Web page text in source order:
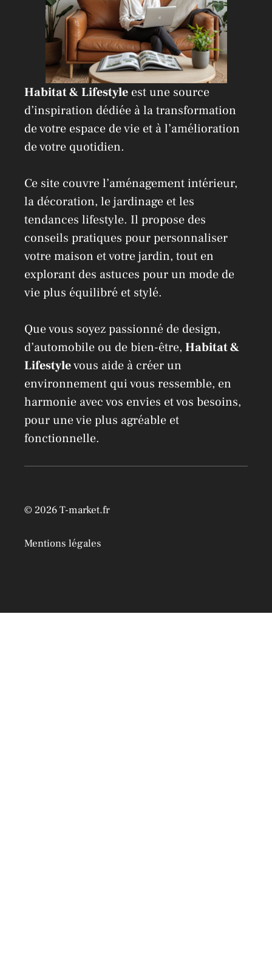
Habitat & Lifestyle est une source
d’inspiration dédiée à la transformation
de votre espace de vie et à l’amélioration
de votre quotidien.
Ce site couvre l’aménagement intérieur,
la décoration, le jardinage et les
tendances lifestyle. Il propose des
conseils pratiques pour personnaliser
votre maison et votre jardin, tout en
explorant des astuces pour un mode de
vie plus équilibré et stylé.
Que vous soyez passionné de design,
d’automobile ou de bien-être, Habitat &
Lifestylevous aide à créer un
environnement qui vous ressemble, en
harmonie avec vos envies et vos besoins,
pour une vie plus agréable et
fonctionnelle.
© 2026 T-market.fr
Mentions légales